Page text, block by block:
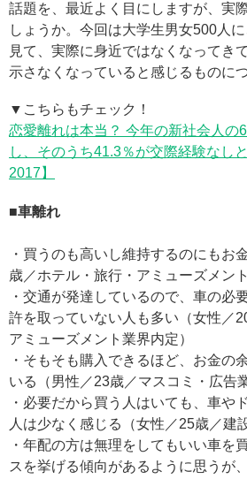
話題を、最近よく目にしますが、実
しょうか。今回は大学生男女500人
見て、実際に身近ではなくなってき
示さなくなっていると感じるものに
▼こちらもチェック！
恋愛離れは本当？ 今年の新社会人の
し、そのうち41.3％が交際経験なし
2017】
■車離れ
・買うのも高いし維持するのにもお
歳／ホテル・旅行・アミューズメン
・交通が発達しているので、車の必
許を取っていない人も多い（女性／
アミューズメント業界内定）
・そもそも購入できるほど、お金の
いる（男性／23歳／マスコミ・広告
・必要だから買う人はいても、車や
人は少なく感じる（女性／25歳／建
・年配の方は無理をしてもいい車を
スを挙げる傾向があるように思うが